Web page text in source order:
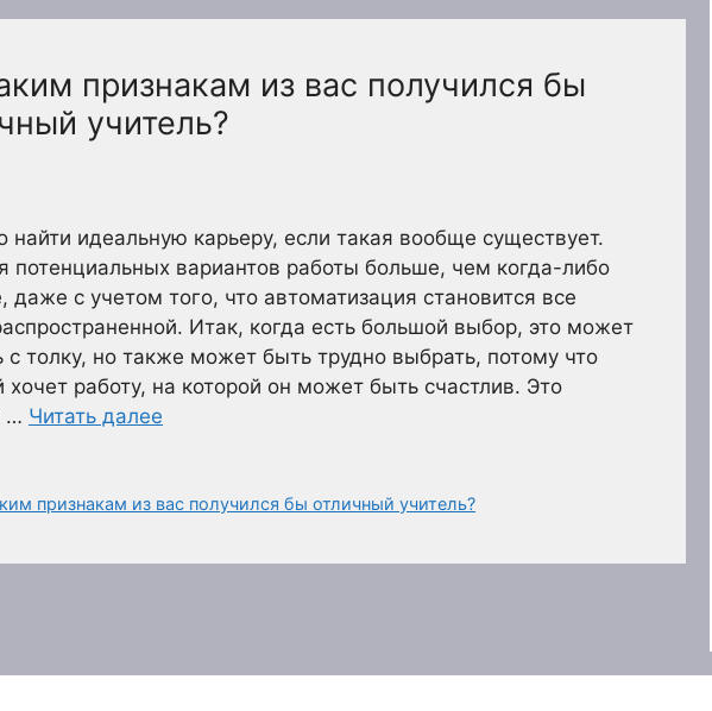
признакам из вас получился бы
учитель?
найти идеальную карьеру, если такая вообще существует.
потенциальных вариантов работы больше, чем когда-либо
даже с учетом того, что автоматизация становится все
Итак, когда есть большой выбор, это может
с толку, но также может быть трудно выбрать, потому что
работу, на которой он может быть счастлив. Это
… Читать далее
признакам из вас получился бы отличный учитель?